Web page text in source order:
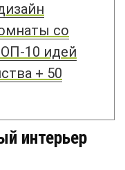
со
10 идей
+ 50
интерьер